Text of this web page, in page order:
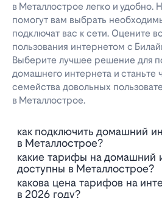
в Металлострое легко и удобно.
помогут вам выбрать
подключат вас к сети. Оцените
пользования интернетом с
Выберите лучшее решение для
домашнего интернета и станьте
семейства довольных
в Металлострое.
Как подключить домашний интернет Билайн
в Металлострое?
Какие тарифы на домашний интернет Билайн
доступны в Металлострое?
Какова цена тарифов на интернет Билайн
в 2026 году?